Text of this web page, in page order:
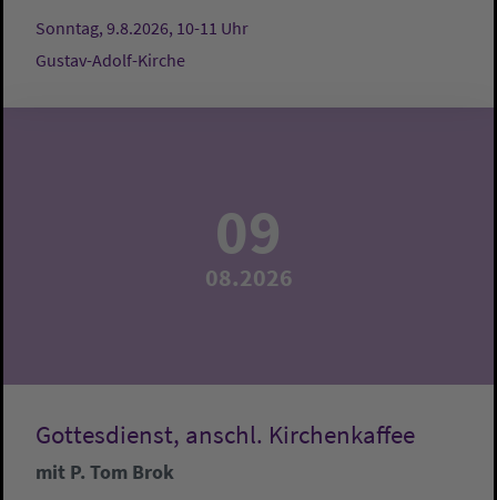
Sonntag, 9.8.2026, 10-11 Uhr
Gustav-Adolf-Kirche
09
08.2026
Gottesdienst, anschl. Kirchenkaffee
mit P. Tom Brok